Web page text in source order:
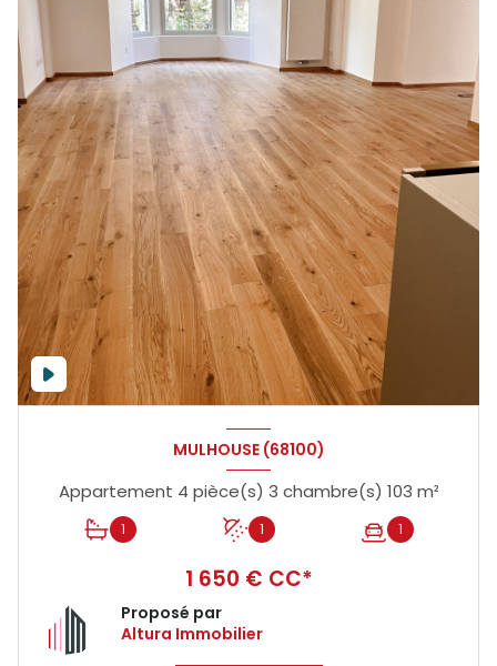
MULHOUSE (68100)
Appartement 4 pièce(s) 3 chambre(s) 103 m²
1 1 1
1 650 € CC*
Proposé par
Altura Immobilier